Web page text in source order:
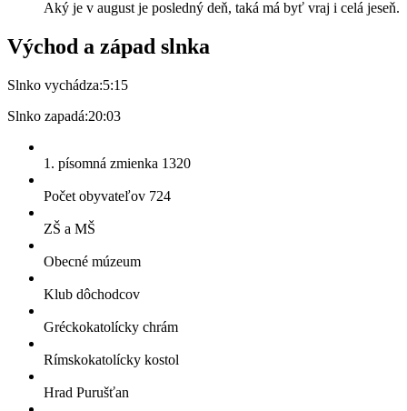
Aký je v august je posledný deň, taká má byť vraj i celá jeseň.
Východ a západ slnka
Slnko vychádza:5:15
Slnko zapadá:20:03
1. písomná zmienka 1320
Počet obyvateľov 724
ZŠ a MŠ
Obecné múzeum
Klub dôchodcov
Gréckokatolícky chrám
Rímskokatolícky kostol
Hrad Purušťan